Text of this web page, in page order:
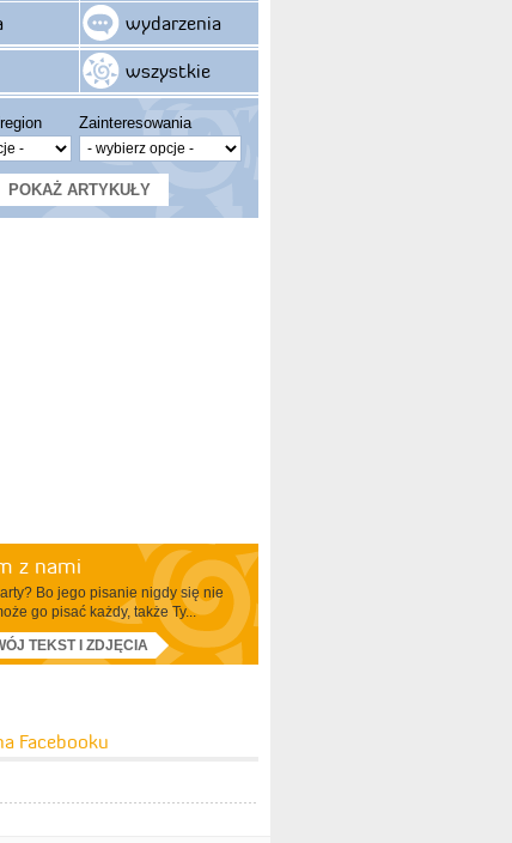
wydarzenia
wszystkie
Zainteresowania
z nami
Bo jego pisanie nigdy się nie
go pisać każdy, także Ty...
TEKST I ZDJĘCIA
Facebooku